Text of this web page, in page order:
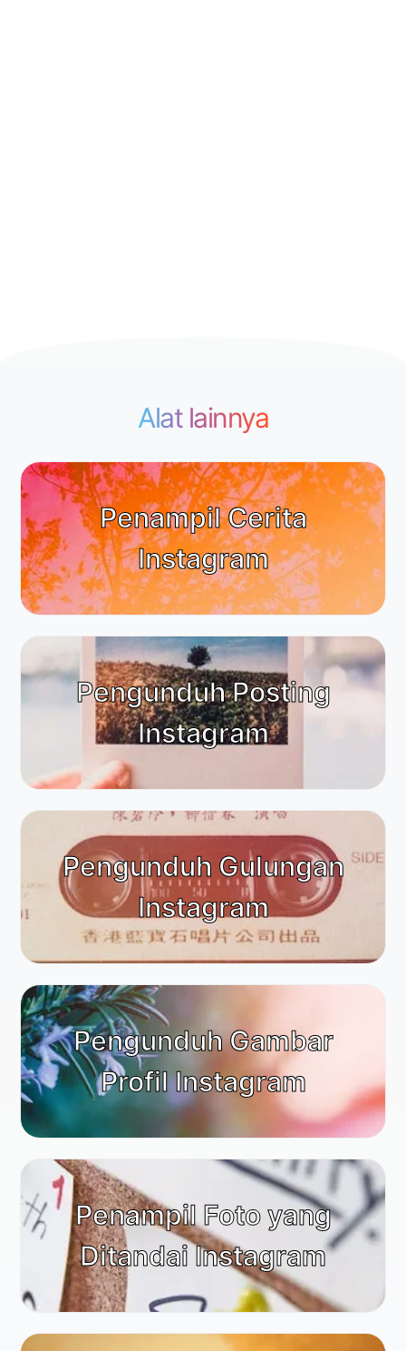
Alat lainnya
Penampil Cerita
Instagram
Pengunduh Posting
Instagram
Pengunduh Gulungan
Instagram
Pengunduh Gambar
Profil Instagram
Penampil Foto yang
Ditandai Instagram